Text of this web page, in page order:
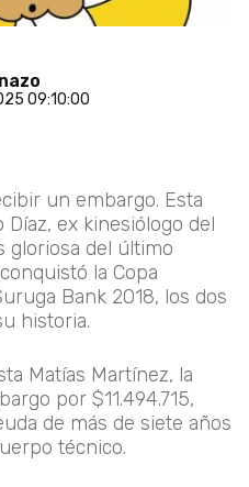
09:10:00
un embargo. Esta
ex kinesiólogo del
gloriosa del último
la Copa
Bank 2018, los dos
historia.
Matías Martínez, la
por $11.494.715,
de más de siete años
técnico.